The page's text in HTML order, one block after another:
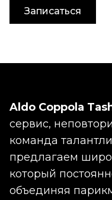
Записаться
Aldo Coppola
сервис,
команда
предлагаем
который
объединяя